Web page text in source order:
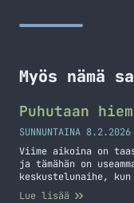
Myös nämä
Puhutaan
SUNNUNTAINA
Viime aikoina on
ja tämähän on
keskustelunaihe,
Annan omat "kaksi
Lue lisää